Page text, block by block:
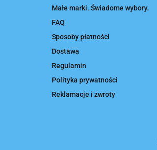
Małe marki. Świadome wybory.
FAQ
Sposoby płatności
Dostawa
Regulamin
Polityka prywatności
Reklamacje i zwroty